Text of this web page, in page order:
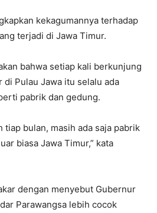
kekagumannya terhadap
terjadi di Jawa Timur.
bahwa setiap kali berkunjung
Pulau Jawa itu selalu ada
pabrik dan gedung.
tiap bulan, masih ada saja pabrik
biasa Jawa Timur,” kata
dengan menyebut Gubernur
Parawangsa lebih cocok